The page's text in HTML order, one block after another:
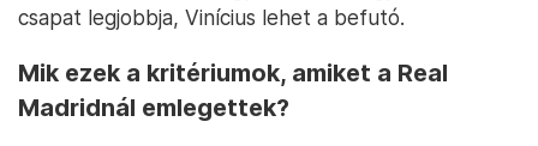
csapat legjobbja, Vinícius lehet a befutó.
Mik ezek a kritériumok, amiket a Real
Madridnál emlegettek?